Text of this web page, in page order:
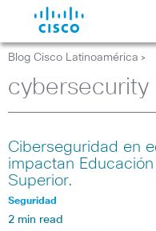
Blog Cisco Latinoamérica >
cybersecurity
Ciberseguridad en
impactan
Superior.
Seguridad
2 min read